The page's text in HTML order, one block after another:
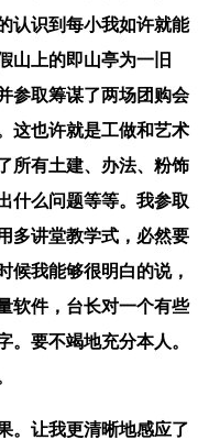
认识到每小我如许就能
山上的即山亭为一旧
参取筹谋了两场团购会
这也许就是工做和艺术
所有土建、办法、粉饰
什么问题等等。我参取
多讲堂教学式，必然要
候我能够很明白的说，
软件，台长对一个有些
。要不竭地充分本人。
让我更清晰地感应了